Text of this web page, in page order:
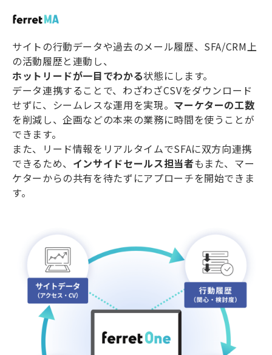
サイトの行動データや過去のメール履歴、SFA/CRM上
の活動履歴と連動し、
ホットリードが一目でわかる状態にします。
データ連携することで、わざわざCSVをダウンロード
せずに、シームレスな運用を実現。 マーケターの工数
を削減し、企画などの本来の業務に時間を使うことが
できます。
また、リード情報をリアルタイムでSFAに双方向連携
できるため、 インサイドセールス担当者もまた、マー
ケターからの共有を待たずにアプローチを開始できま
す。